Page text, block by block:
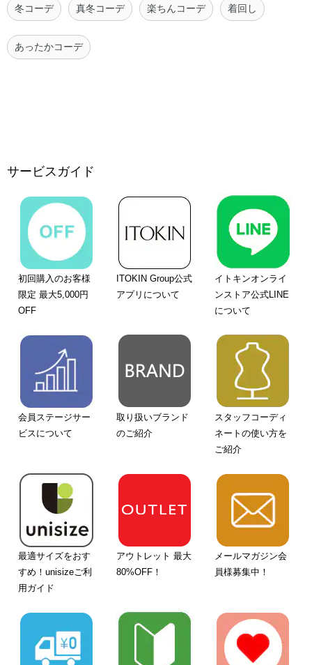
冬コーデ 真冬コーデ 楽ちんコーデ 着回し
あったかコーデ
サービスガイド
初回購入のお客様
限定 最大5,000円
OFF
ITOKIN Group公式
アプリについて
イトキンオンライ
ンストア公式LINE
について
会員ステージサー
ビスについて
取り扱いブランド
のご紹介
スタッフコーディ
ネートの使い方を
ご紹介
最適サイズをおす
すめ！unisizeご利
用ガイド
アウトレット 最大
80%OFF！
メールマガジン会
員様募集中！